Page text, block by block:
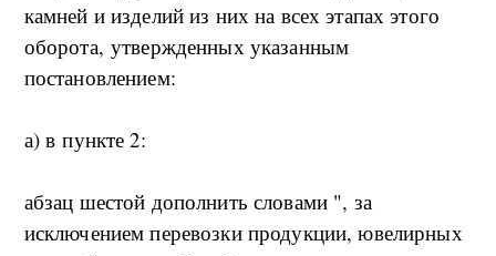
камней и изделий из них на всех этапах этого
оборота, утвержденных указанным
постановлением:
а) в пункте 2:
абзац шестой дополнить словами ", за
исключением перевозки продукции, ювелирных